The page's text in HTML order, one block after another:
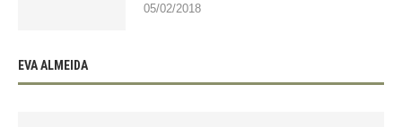
05/02/2018
EVA ALMEIDA